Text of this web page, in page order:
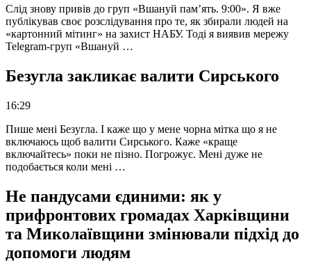
Слід знову привів до груп «Вшануй пам’ять. 9:00». Я вже
публікував своє розслідування про те, як збирали людей на
«картонний мітинг» на захист НАБУ. Тоді я виявив мережу
Telegram-груп «Вшануй …
Безугла закликає валити Сирського
16:29
Пише мені Безугла. І каже що у мене чорна мітка що я не
включаюсь щоб валити Сирського. Каже «краще
включайтесь» поки не пізно. Погрожує. Мені дуже не
подобається коли мені …
Не пандусами єдиними: як у
прифронтових громадах Харківщини
та Миколаївщини змінювали підхід до
допомоги людям